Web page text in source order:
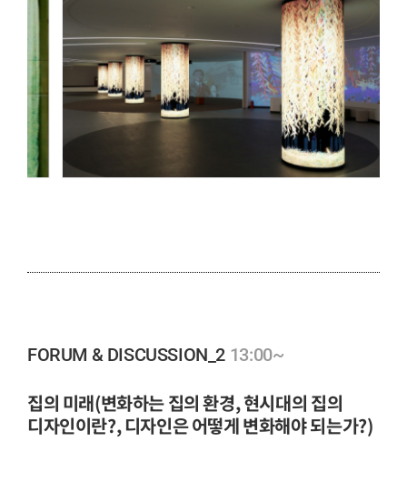
FORUM & DISCUSSION_2 13:00~
집의 미래(변화하는 집의 환경, 현시대의 집의
디자인이란?, 디자인은 어떻게 변화해야 되는가?)